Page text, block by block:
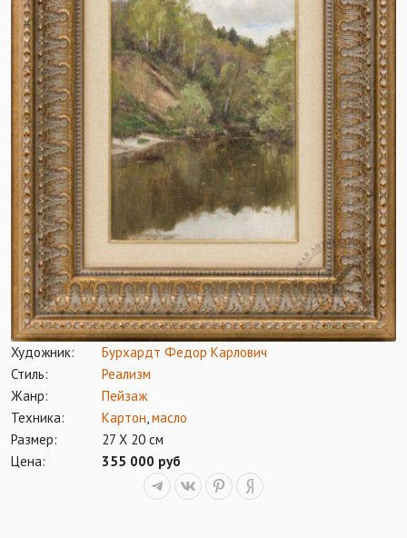
Художник:
Бурхардт Федор Карлович
Стиль:
Реализм
Жанр:
Пейзаж
Техника:
Картон масло
Размер:
27 Х 20 см
Цена:
355 000 руб